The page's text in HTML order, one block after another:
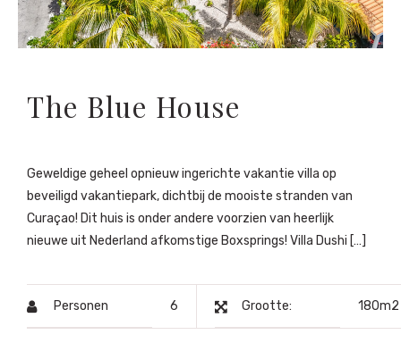
The Blue House
Geweldige geheel opnieuw ingerichte vakantie villa op
beveiligd vakantiepark, dichtbij de mooiste stranden van
Curaçao! Dit huis is onder andere voorzien van heerlijk
nieuwe uit Nederland afkomstige Boxsprings! Villa Dushi […]
Personen 6 Grootte: 180m2